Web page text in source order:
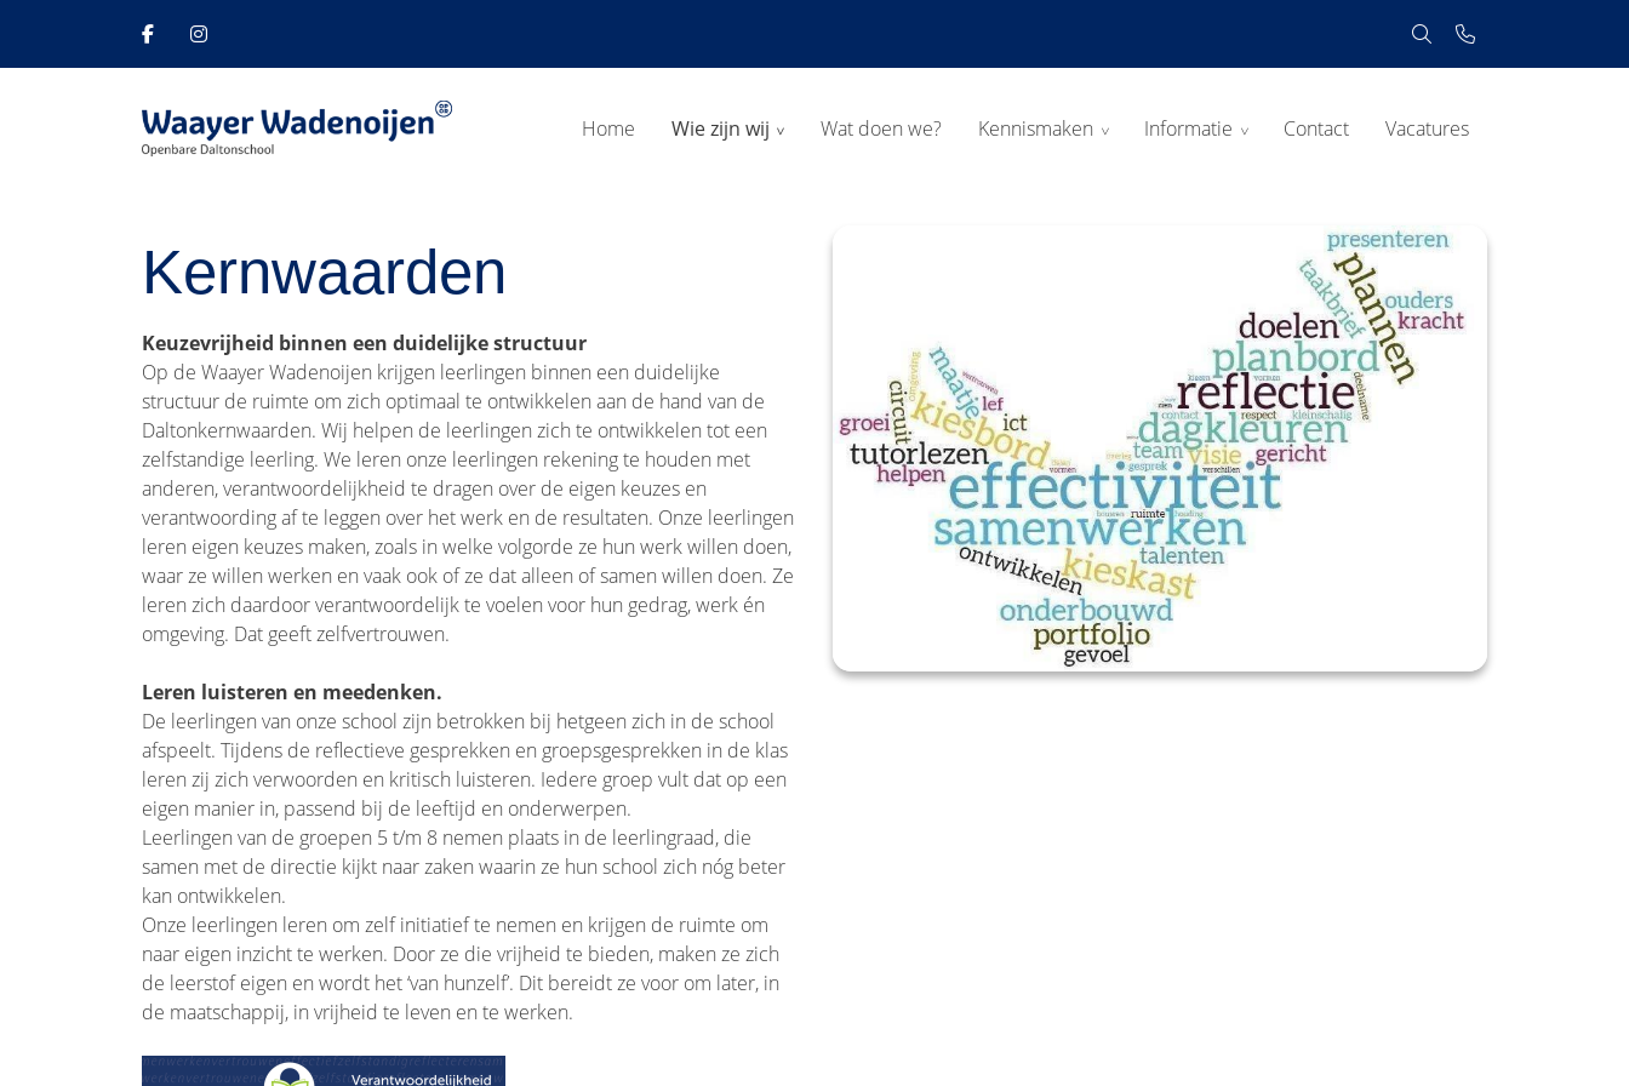
Home Wie zijn wij Wat doen we? Kennismaken Informatie Contact Vacatures
Kernwaarden
Keuzevrijheid binnen een duidelijke structuur
Op de Waayer Wadenoijen krijgen leerlingen binnen een duidelijke
structuur de ruimte om zich optimaal te ontwikkelen aan de hand van de
Daltonkernwaarden. Wij helpen de leerlingen zich te ontwikkelen tot een
zelfstandige leerling. We leren onze leerlingen rekening te houden met
anderen, verantwoordelijkheid te dragen over de eigen keuzes en
verantwoording af te leggen over het werk en de resultaten. Onze leerlingen
leren eigen keuzes maken, zoals in welke volgorde ze hun werk willen doen,
waar ze willen werken en vaak ook of ze dat alleen of samen willen doen. Ze
leren zich daardoor verantwoordelijk te voelen voor hun gedrag, werk én
omgeving. Dat geeft zelfvertrouwen.
Leren luisteren en meedenken.
De leerlingen van onze school zijn betrokken bij hetgeen zich in de school
afspeelt. Tijdens de reflectieve gesprekken en groepsgesprekken in de klas
leren zij zich verwoorden en kritisch luisteren. Iedere groep vult dat op een
eigen manier in, passend bij de leeftijd en onderwerpen.
Leerlingen van de groepen 5 t/m 8 nemen plaats in de leerlingraad, die
samen met de directie kijkt naar zaken waarin ze hun school zich nóg beter
kan ontwikkelen.
Onze leerlingen leren om zelf initiatief te nemen en krijgen de ruimte om
naar eigen inzicht te werken. Door ze die vrijheid te bieden, maken ze zich
de leerstof eigen en wordt het ‘van hunzelf’. Dit bereidt ze voor om later, in
de maatschappij, in vrijheid te leven en te werken.